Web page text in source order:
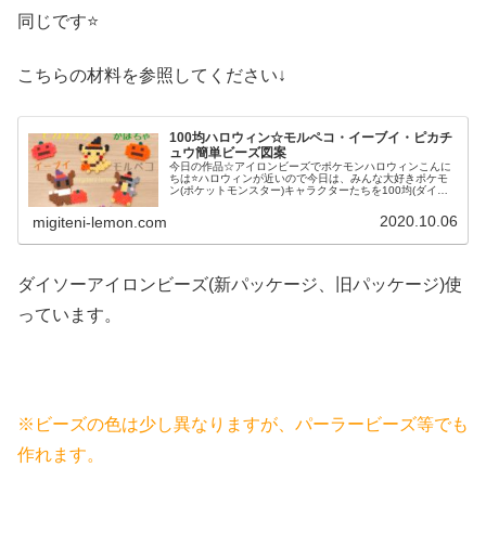
同じです⭐
こちらの材料を参照してください↓
100均ハロウィン☆モルペコ・イーブイ・ピカチ
ュウ簡単ビーズ図案
今日の作品☆アイロンビーズでポケモンハロウィンこんに
ちは⭐ハロウィンが近いので今日は、みんな大好きポケモ
ン(ポケットモンスター)キャラクターたちを100均(ダイソ
migiteni-lemon.com 2020.10.06
ダイソーアイロンビーズ(新パッケージ、旧パッケージ)使
っています。
※ビーズの色は少し異なりますが、パーラービーズ等でも
作れます。